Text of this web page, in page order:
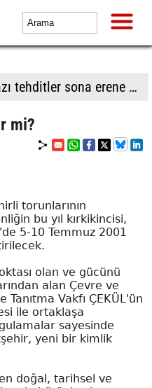
'Hürmüz Boğazı tehditler sona erene kadar kapalı kalacak'
mi?
torunlarının
bu yıl kırkikincisi,
5-10 Temmuz 2001
olan ve gücünü
alan Çevre ve
Vakfı ÇEKÜL'ün
ile ortaklaşa
sayesinde
yeni bir kimlik
doğal, tarihsel ve